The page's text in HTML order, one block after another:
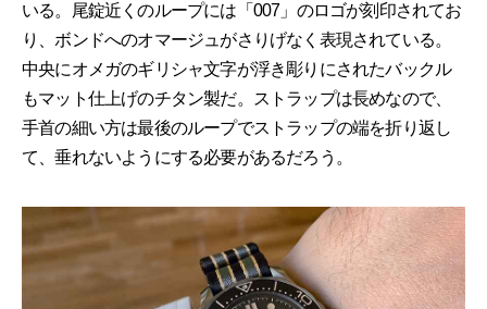
いる。尾錠近くのループには「007」のロゴが刻印されてお
り、ボンドへのオマージュがさりげなく表現されている。
中央にオメガのギリシャ文字が浮き彫りにされたバックル
もマット仕上げのチタン製だ。ストラップは長めなので、
手首の細い方は最後のループでストラップの端を折り返し
て、垂れないようにする必要があるだろう。